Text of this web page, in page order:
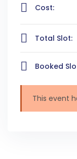
Cost:
Total Slot:
Booked
This event